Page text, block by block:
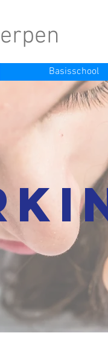
Basisschool